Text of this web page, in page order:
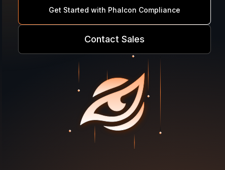
Get Started with Phalcon Compliance
Contact Sales